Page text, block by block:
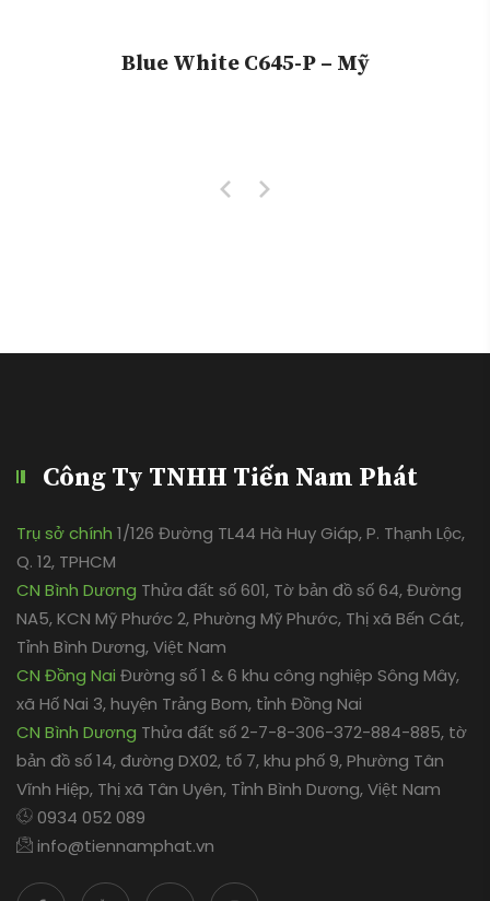
Blue White C645-P – Mỹ
Công Ty TNHH Tiến Nam Phát
Trụ sở chính 1/126 Đường TL44 Hà Huy Giáp, P. Thạnh Lộc,
Q. 12, TPHCM
CN Bình Dương Thửa đất số 601, Tờ bản đồ số 64, Đường
NA5, KCN Mỹ Phước 2, Phường Mỹ Phước, Thị xã Bến Cát,
Tỉnh Bình Dương, Việt Nam
CN Đồng Nai Đường số 1 & 6 khu công nghiệp Sông Mây,
xã Hố Nai 3, huyện Trảng Bom, tỉnh Đồng Nai
CN Bình Dương Thửa đất số 2-7-8-306-372-884-885, tờ
bản đồ số 14, đường DX02, tổ 7, khu phố 9, Phường Tân
Vĩnh Hiệp, Thị xã Tân Uyên, Tỉnh Bình Dương, Việt Nam
0934 052 089
info@tiennamphat.vn